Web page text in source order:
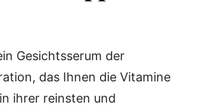
Gesichtsserum der
das Ihnen die Vitamine
ihrer reinsten und